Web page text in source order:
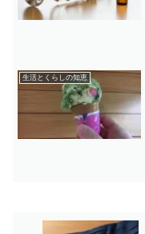
生活とくらしの知恵